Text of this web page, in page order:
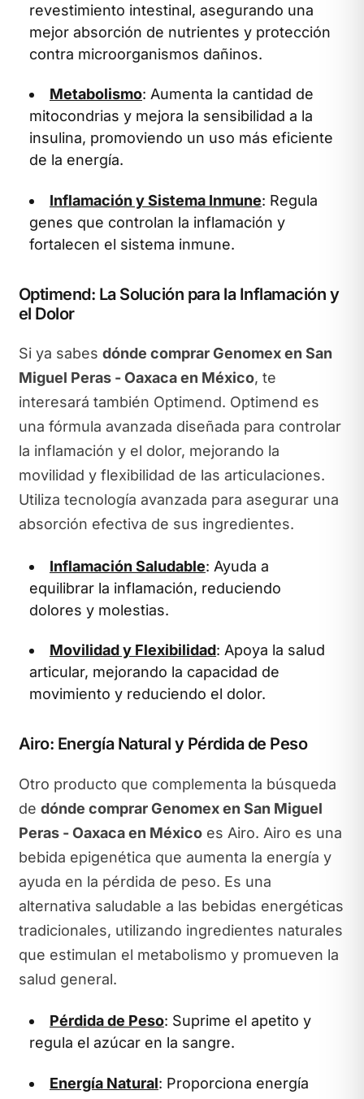
revestimiento intestinal, asegurando una
mejor absorción de nutrientes y protección
contra microorganismos dañinos.
Metabolismo: Aumenta la cantidad de
mitocondrias y mejora la sensibilidad a la
insulina, promoviendo un uso más eficiente
de la energía.
Inflamación y Sistema Inmune: Regula
genes que controlan la inflamación y
fortalecen el sistema inmune.
Optimend: La Solución para la Inflamación y
el Dolor
Si ya sabes dónde comprar Genomex en San
Miguel Peras - Oaxaca en México, te
interesará también Optimend. Optimend es
una fórmula avanzada diseñada para controlar
la inflamación y el dolor, mejorando la
movilidad y flexibilidad de las articulaciones.
Utiliza tecnología avanzada para asegurar una
absorción efectiva de sus ingredientes.
Inflamación Saludable: Ayuda a
equilibrar la inflamación, reduciendo
dolores y molestias.
Movilidad y Flexibilidad: Apoya la salud
articular, mejorando la capacidad de
movimiento y reduciendo el dolor.
Airo: Energía Natural y Pérdida de Peso
Otro producto que complementa la búsqueda
de dónde comprar Genomex en San Miguel
Peras - Oaxaca en Méxicoes Airo. Airo es una
bebida epigenética que aumenta la energía y
ayuda en la pérdida de peso. Es una
alternativa saludable a las bebidas energéticas
tradicionales, utilizando ingredientes naturales
que estimulan el metabolismo y promueven la
salud general.
Pérdida de Peso: Suprime el apetito y
regula el azúcar en la sangre.
Energía Natural: Proporciona energía